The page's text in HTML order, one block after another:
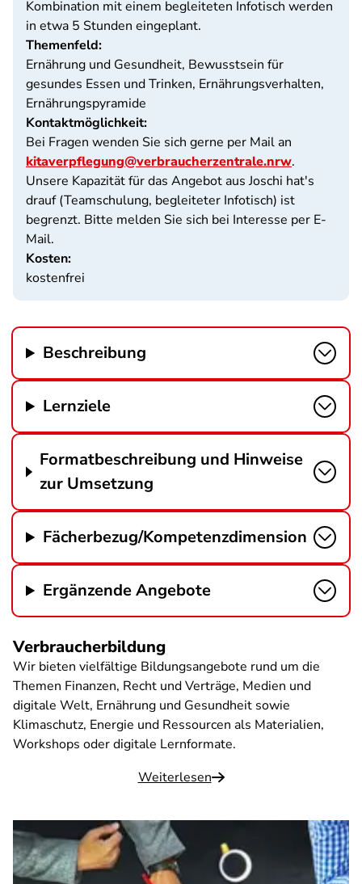
Kombination mit einem begleiteten Infotisch werden
in etwa 5 Stunden eingeplant.
Themenfeld:
Ernährung und Gesundheit, Bewusstsein für
gesundes Essen und Trinken, Ernährungsverhalten,
Ernährungspyramide
Kontaktmöglichkeit:
Bei Fragen wenden Sie sich gerne per Mail an
kitaverpflegung@verbraucherzentrale.nrw.
Unsere Kapazität für das Angebot aus Joschi hat's
drauf (Teamschulung, begleiteter Infotisch) ist
begrenzt. Bitte melden Sie sich bei Interesse per E-
Mail.
Kosten:
kostenfrei
Beschreibung
Lernziele
Formatbeschreibung und Hinweise
zur Umsetzung
Fächerbezug/Kompetenzdimension
Ergänzende Angebote
Verbraucherbildung
Wir bieten vielfältige Bildungsangebote rund um die
Themen Finanzen, Recht und Verträge, Medien und
digitale Welt, Ernährung und Gesundheit sowie
Klimaschutz, Energie und Ressourcen als Materialien,
Workshops oder digitale Lernformate.
Weiterlesen